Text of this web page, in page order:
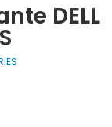
DELL